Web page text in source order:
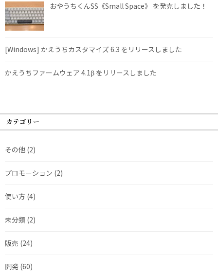
おやうちくんSS《Small Space》 を発売しました！
[Windows] かえうちカスタマイズ 6.3 をリリースしました
かえうちファームウェア 4.1β をリリースしました
カテゴリー
その他 (2)
プロモーション (2)
使い方 (4)
未分類 (2)
販売 (24)
開発 (60)